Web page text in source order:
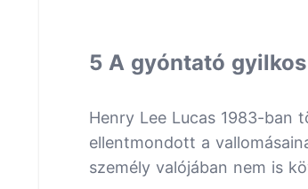
5 A gyóntató gyilkos
Henry Lee Lucas 1983-ban
ellentmondott a
személy valójában nem is